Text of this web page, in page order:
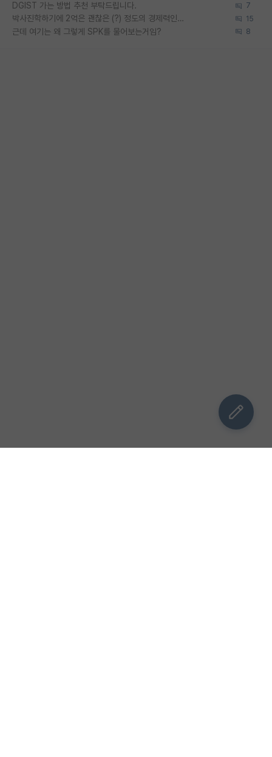
DGIST 가는 방법 추천 부탁드립니다. 7
박사진학하기에 2억은 괜찮은 (?) 정도의 경제력인가요 15
근데 여기는 왜 그렇게 SPK를 물어보는거임? 8